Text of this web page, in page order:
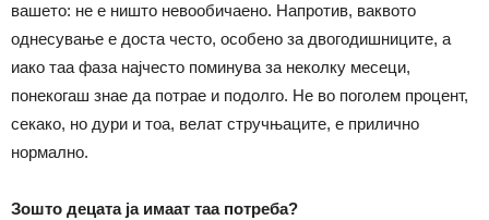
вашето: не е ништо невообичаено. Напротив, ваквото
однесување е доста често, особено за двогодишниците, а
иако таа фаза најчесто поминува за неколку месеци,
понекогаш знае да потрае и подолго. Не во поголем процент,
секако, но дури и тоа, велат стручњаците, е прилично
нормално.
Зошто децата ја имаат таа потреба?